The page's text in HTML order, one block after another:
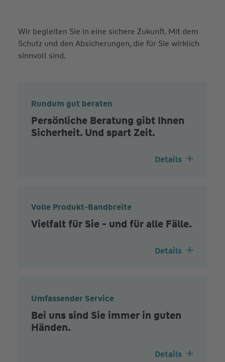
Wir begleiten Sie in eine sichere Zukunft. Mit dem
Schutz und den Absicherungen, die für Sie wirklich
sinnvoll sind.
Rundum gut beraten
Persönliche Beratung gibt Ihnen
Sicherheit. Und spart Zeit.
Details
Volle Produkt-Bandbreite
Vielfalt für Sie - und für alle Fälle.
Details
Umfassender Service
Bei uns sind Sie immer in guten
Händen.
Details